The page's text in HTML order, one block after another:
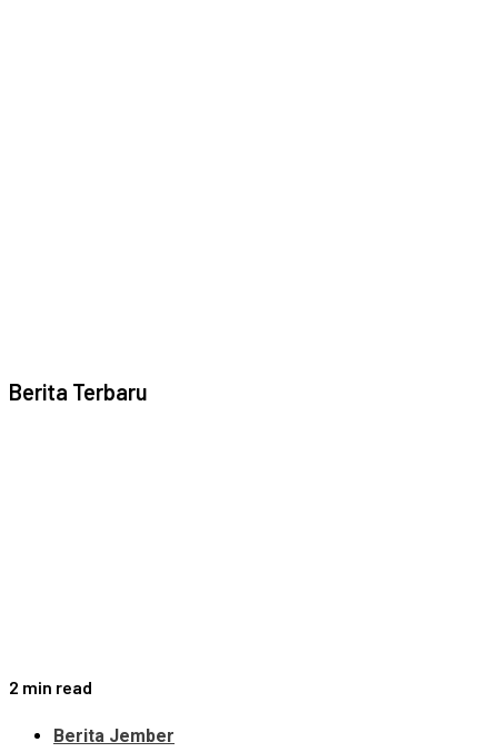
Berita Terbaru
2 min read
Berita Jember